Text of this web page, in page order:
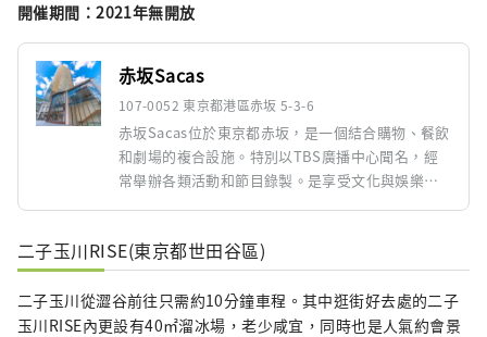
開催期間：2021年無開放
赤坂Sacas
107-0052 東京都港區赤坂 5-3-6
赤坂Sacas位於東京都赤坂，是一個結合購物、餐飲
和劇場的複合設施。特別以TBS廣播中心聞名，經
常舉辦各類活動和節目錄製。是享受文化與娛樂的
二子玉川RISE(東京都世田谷區)
二子玉川從澀谷前往只需約10分鐘車程。其中逛街好去處的二子
玉川RISE內更設有40㎡溜冰場，老少咸宜，同時也是人氣約會景